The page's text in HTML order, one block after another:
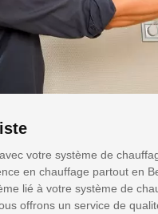
votre système de
en chauffage partout en
lié à votre système de
offrons un service de